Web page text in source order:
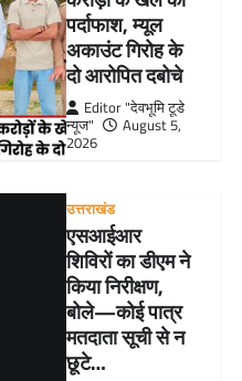
पर्दाफाश, म्यूल
अकाउंट गिरोह के
दो आरोपित दबोचे
Editor "देवभूमि टूडे
न्यूज"
August 5,
2026
उत्तराखंड
एसआईआर
शिविरों का डीएम ने
किया निरीक्षण,
बोले—कोई पात्र
मतदाता सूची से न
छूटे…